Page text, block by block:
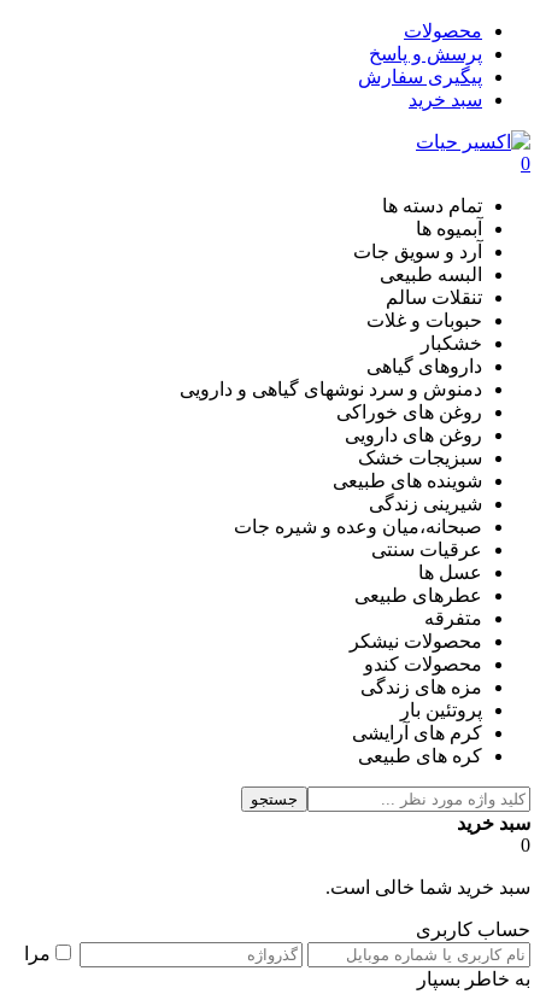
محصولات
پرسش و پاسخ
پیگیری سفارش
سبد خرید
0
تمام دسته ها
آبمیوه ها
آرد و سویق جات
البسه طبیعی
تنقلات سالم
حبوبات و غلات
خشکبار
داروهای گیاهی
دمنوش و سرد نوشهای گیاهی و دارویی
روغن های خوراکی
روغن های دارویی
سبزیجات خشک
شوینده های طبیعی
شیرینی زندگی
صبحانه،میان وعده و شیره جات
عرقیات سنتی
عسل ها
عطرهای طبیعی
متفرقه
محصولات نیشکر
محصولات کندو
مزه های زندگی
پروتئین بار
کرم های آرایشی
کره های طبیعی
جستجو
سبد خرید
0
سبد خرید شما خالی است.
حساب کاربری
مرا
به خاطر بسپار